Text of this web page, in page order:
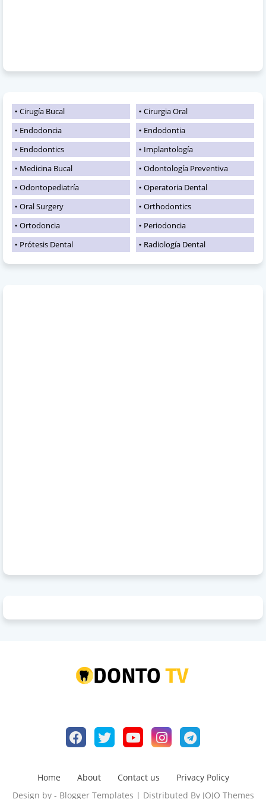
Cirugía Bucal
Cirurgia Oral
Endodoncia
Endodontia
Endodontics
Implantología
Medicina Bucal
Odontología Preventiva
Odontopediatría
Operatoria Dental
Oral Surgery
Orthodontics
Ortodoncia
Periodoncia
Prótesis Dental
Radiología Dental
Home About Contact us
Privacy Policy
Design by - Blogger Templates | Distributed By JOJO Themes